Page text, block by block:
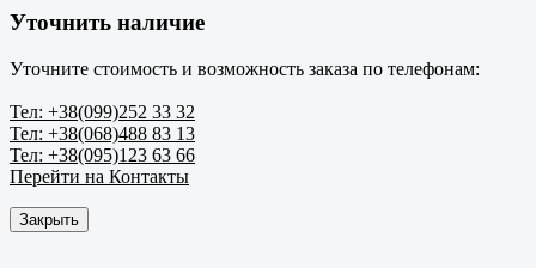
Уточнить наличие
Уточните стоимость и возможность заказа по телефонам:
Тел: +38(099)252 33 32
Тел: +38(068)488 83 13
Тел: +38(095)123 63 66
Перейти на Контакты
Закрыть